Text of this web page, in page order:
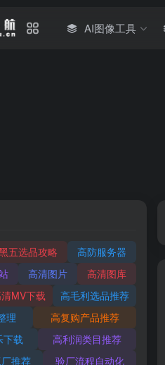
AI图像工具
五选品攻略
高防服务器
高清图片
高清图库
MV下载
高毛利选品推荐
理
高复购产品推荐
下载
高利润类目推荐
推荐
验厂流程自动化